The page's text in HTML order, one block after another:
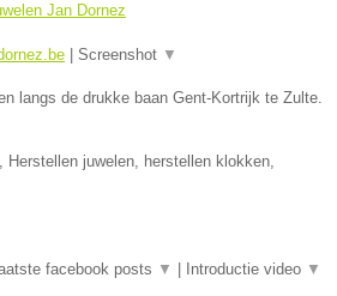
Jan Dornez
Screenshot ▼
langs de drukke baan Gent-Kortrijk te Zulte.
Herstellen juwelen, herstellen klokken,
facebook posts ▼ Introductie video ▼